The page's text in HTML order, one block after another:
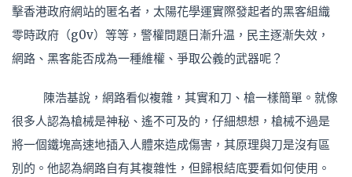
擊香港政府網站的匿名者，太陽花學運實際發起者的黑客組織
零時政府（g0v）等等，警權問題日漸升温，民主逐漸失效，
網路、黑客能否成為一種維權、爭取公義的武器呢？
陳浩基說，網路看似複雜，其實和刀、槍一樣簡單。就像
很多人認為槍械是神秘、遙不可及的，仔細想想，槍械不過是
將一個鐵塊高速地插入人體來造成傷害，其原理與刀是沒有區
別的。他認為網路自有其複雜性，但歸根結底要看如何使用。